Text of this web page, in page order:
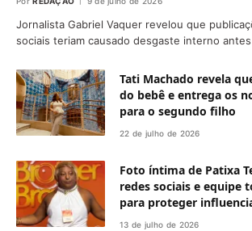
Jornalista Gabriel Vaquer revelou que
sociais teriam causado desgaste interno
Tati Machado revela
do bebê e entrega os
para o segundo filho
22 de julho de 2026
Foto íntima de Patixa
redes sociais e equipe
para proteger
13 de julho de 2026